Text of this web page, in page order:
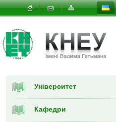
Університет
Кафедри